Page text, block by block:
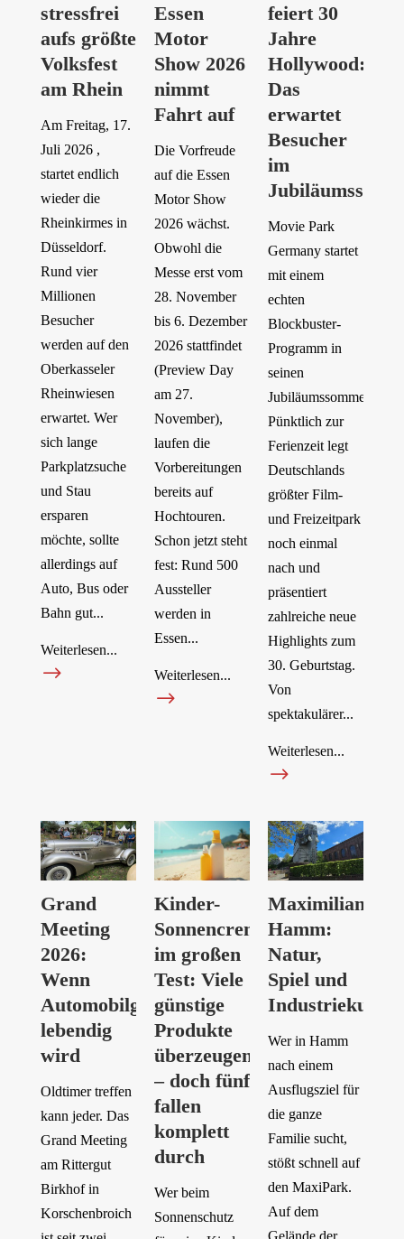
stressfrei
aufs größte
Volksfest
am Rhein
Am Freitag, 17.
Juli 2026 ,
startet endlich
wieder die
Rheinkirmes in
Düsseldorf.
Rund vier
Millionen
Besucher
werden auf den
Oberkasseler
Rheinwiesen
erwartet. Wer
sich lange
Parkplatzsuche
und Stau
ersparen
möchte, sollte
allerdings auf
Auto, Bus oder
Bahn gut...
Weiterlesen...
$
Essen
Motor
Show 2026
nimmt
Fahrt auf
Die Vorfreude
auf die Essen
Motor Show
2026 wächst.
Obwohl die
Messe erst vom
28. November
bis 6. Dezember
2026 stattfindet
(Preview Day
am 27.
November),
laufen die
Vorbereitungen
bereits auf
Hochtouren.
Schon jetzt steht
fest: Rund 500
Aussteller
werden in
Essen...
Weiterlesen...
$
feiert 30
Jahre
Hollywood:
Das
erwartet
Besucher
im
Movie Park
Germany startet
mit einem
echten
Blockbuster-
Programm in
seinen
Jubiläumssommer.
Pünktlich zur
Ferienzeit legt
Deutschlands
größter Film-
und Freizeitpark
noch einmal
nach und
präsentiert
zahlreiche neue
Highlights zum
30. Geburtstag.
Von
spektakulärer...
Weiterlesen...
$
Grand
Meeting
2026:
Wenn
Automobilgeschichte
lebendig
wird
Oldtimer treffen
kann jeder. Das
Grand Meeting
am Rittergut
Birkhof in
Korschenbroich
Kinder-
Sonnencremes
im großen
Test: Viele
günstige
Produkte
überzeugen
– doch fünf
fallen
komplett
durch
Wer beim
Sonnenschutz
Hamm:
Natur,
Spiel und
Industriekulisse
Wer in Hamm
nach einem
Ausflugsziel für
die ganze
Familie sucht,
stößt schnell auf
den MaxiPark.
Auf dem
Gelände der